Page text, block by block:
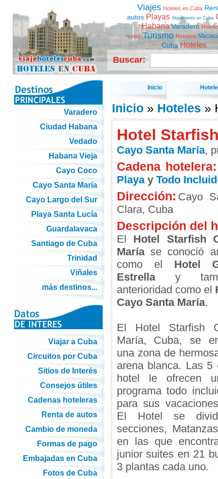
Viajes Hoteles en Cuba
autos Playas Alojamiento en Cuba
Habana Varadero
ciudad Turismo Reserva
Cuba Hoteles
Buscar:
Inicio
Inicio» Hoteles »
Hotel
Cayo Santa María,
Cadena hotelera:
Playay Todo
Dirección: Cayo
Clara, Cuba
Descripción del
El Hotel Starfish
Maríase conoció
como el Hotel
Estrellay
anterioridad como el
Cayo Santa María.
El Hotel Starfish
María, Cuba, se
una zona de
arena blanca. Las 5
hotel le ofrecen
programa todo
para sus
El Hotel se
secciones,
en las que
junior suites en 21
3 plantas cada uno.
Varadero
Ciudad Habana
Vedado
Habana Vieja
Cayo Coco
Cayo Santa María
Cayo Largo del Sur
Playa Santa Lucía
Guardalavaca
Santiago de Cuba
Trinidad
Viñales
más destinos...
Viajar a Cuba
Circuitos por Cuba
Sitios de Interés
Consejos útiles
Cadenas hoteleras
Renta de autos
Cambio de moneda
Formas de pago
Embajadas en Cuba
Fotos de Cuba